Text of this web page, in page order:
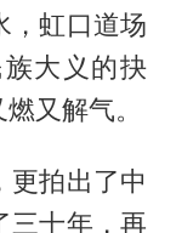
，虹口道场
大义的抉
又解气。
更拍出了中
三十年，再